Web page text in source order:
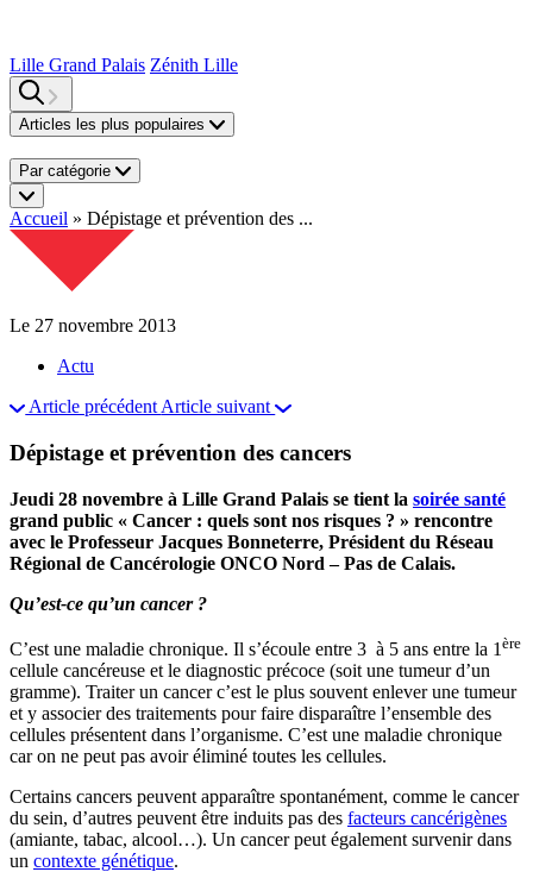
Lille Grand Palais Zénith Lille
Articles les plus populaires
Par catégorie
Accueil » Dépistage et prévention des ...
Le 27 novembre 2013
Actu
Article précédent Article suivant
Dépistage et prévention des cancers
Jeudi 28 novembre à Lille Grand Palais se tient la soirée santé
grand public « Cancer : quels sont nos risques ? » rencontre
avec le Professeur Jacques Bonneterre, Président du Réseau
Régional de Cancérologie ONCO Nord – Pas de Calais.
Qu’est-ce qu’un cancer ?
C’est une maladie chronique. Il s’écoule entre 3 à 5 ans entre la 1 ère
cellule cancéreuse et le diagnostic précoce (soit une tumeur d’un
gramme). Traiter un cancer c’est le plus souvent enlever une tumeur
et y associer des traitements pour faire disparaître l’ensemble des
cellules présentent dans l’organisme. C’est une maladie chronique
car on ne peut pas avoir éliminé toutes les cellules.
Certains cancers peuvent apparaître spontanément, comme le cancer
du sein, d’autres peuvent être induits pas des facteurs cancérigènes
(amiante, tabac, alcool…). Un cancer peut également survenir dans
un contexte génétique.